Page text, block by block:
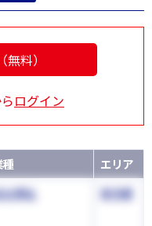
料）
ログイン
エリア
合商社 東京都